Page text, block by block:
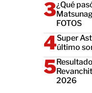
¿Qué
FOTOS
Super
último
2026